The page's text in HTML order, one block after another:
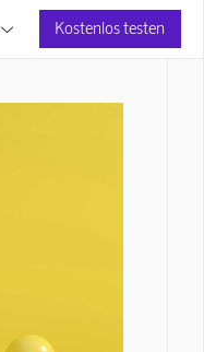
 Kostenlos testen